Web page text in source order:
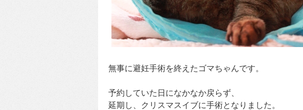
無事に避妊手術を終えたゴマちゃんです。
予約していた日になかなか戻らず、
延期し、クリスマスイブに手術となりました。